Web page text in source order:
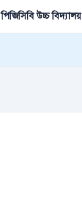
পিজিসিবি উচ্চ বিদ্যালয়